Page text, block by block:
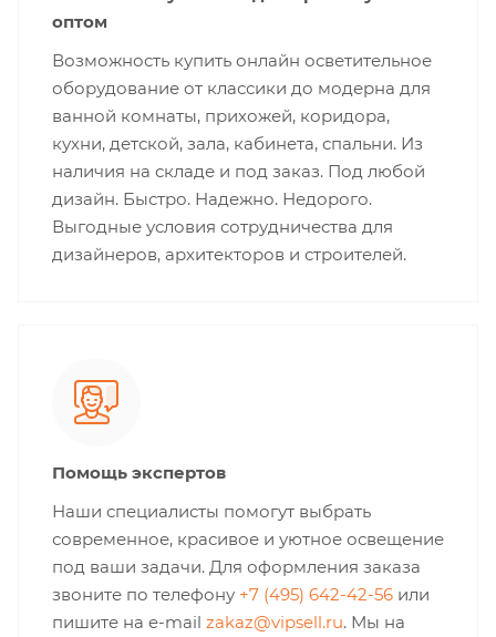
оптом
Возможность купить онлайн осветительное
оборудование от классики до модерна для
ванной комнаты, прихожей, коридора,
кухни, детской, зала, кабинета, спальни. Из
наличия на складе и под заказ. Под любой
дизайн. Быстро. Надежно. Недорого.
Выгодные условия сотрудничества для
дизайнеров, архитекторов и строителей.
Помощь экспертов
Наши специалисты помогут выбрать
современное, красивое и уютное освещение
под ваши задачи. Для оформления заказа
звоните по телефону +7 (495) 642-42-56 или
пишите на e-mail zakaz@vipsell.ru. Мы на